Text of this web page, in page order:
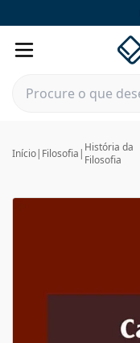
Início| Filosofia | História da
Filosofia